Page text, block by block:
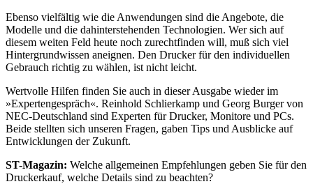
Ebenso vielfältig wie die Anwendungen sind die Angebote, die
Modelle und die dahinterstehenden Technologien. Wer sich auf
diesem weiten Feld heute noch zurechtfinden will, muß sich viel
Hintergrundwissen aneignen. Den Drucker für den individuellen
Gebrauch richtig zu wählen, ist nicht leicht.
Wertvolle Hilfen finden Sie auch in dieser Ausgabe wieder im
»Expertengespräch«. Reinhold Schlierkamp und Georg Burger von
NEC-Deutschland sind Experten für Drucker, Monitore und PCs.
Beide stellten sich unseren Fragen, gaben Tips und Ausblicke auf
Entwicklungen der Zukunft.
ST-Magazin: Welche allgemeinen Empfehlungen geben Sie für den
Druckerkauf, welche Details sind zu beachten?